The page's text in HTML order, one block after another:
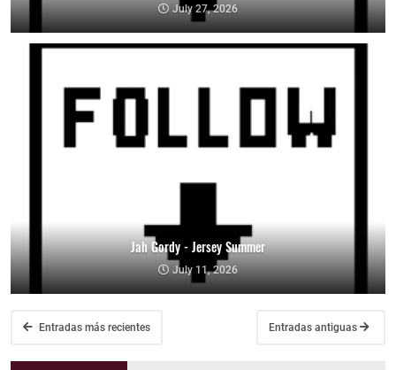
July 27, 2026
Jah Gordy - Jersey Summer
July 11, 2026
Entradas más recientes Entradas antiguas